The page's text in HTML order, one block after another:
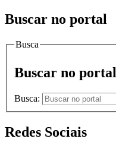
Buscar no portal
Busca
Buscar no portal
Busca:
Redes Sociais